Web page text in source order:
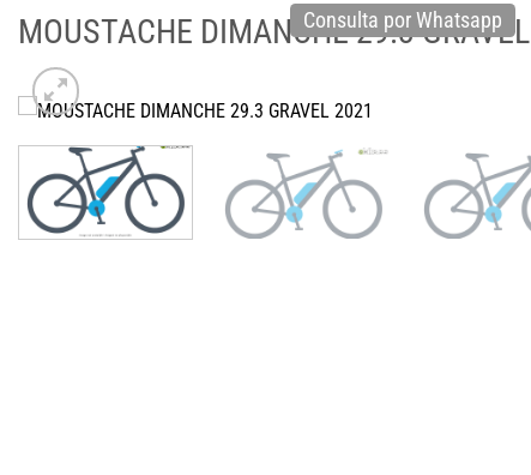
MOUSTACHE DIMANCHE 29.3 GRAVEL
Consulta por Whatsapp